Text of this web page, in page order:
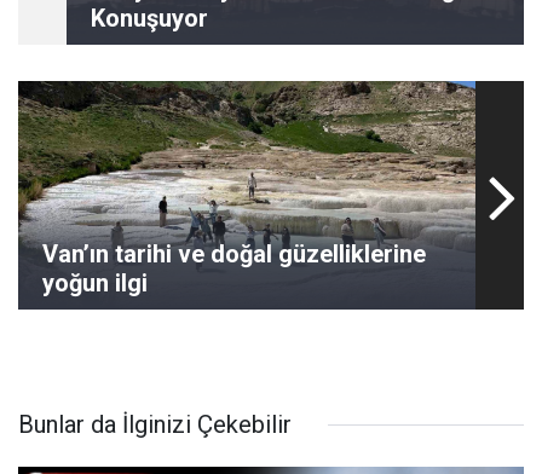
Konuşuyor
Van’ın tarihi ve doğal güzelliklerine
yoğun ilgi
Bunlar da İlginizi Çekebilir